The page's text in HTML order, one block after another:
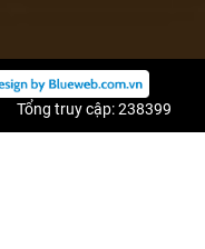
Tổng truy cập: 238399